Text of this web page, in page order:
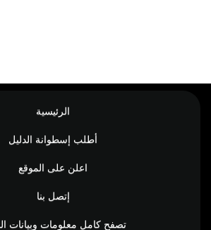
الرئيسية
أطلب إسطوانة الدليل
اعلن على الموقع
إتصل بنا
تصفح كامل معلومات وبيانات